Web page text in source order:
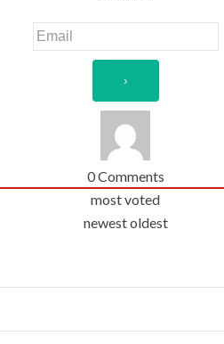
0Comments
most voted
newestoldest